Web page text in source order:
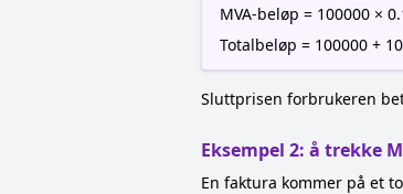
MVA-beløp = 100000 ×
Totalbeløp = 100000 +
Sluttprisen forbrukeren
Eksempel 2: å trekke
En faktura kommer på et